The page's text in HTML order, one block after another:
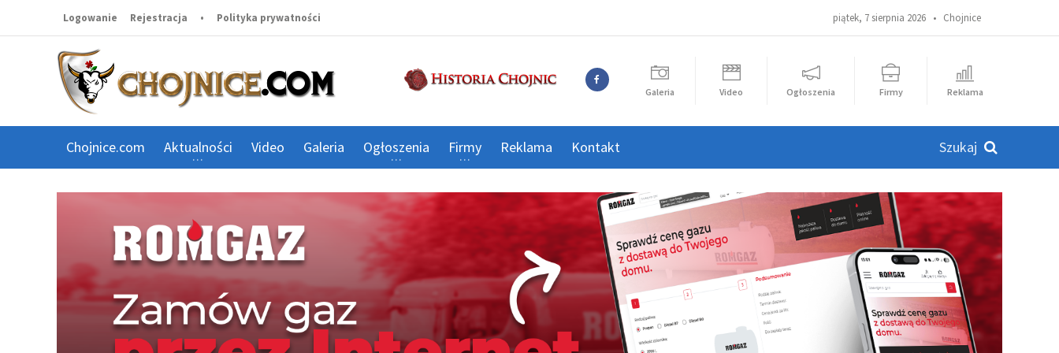
piątek, 7 sierpnia 2026 • Chojnice
Logowanie Rejestracja • Polityka prywatności
Galeria Video Ogłoszenia Firmy Reklama
Chojnice.com Aktualności Video Galeria Ogłoszenia Firmy Reklama Kontakt